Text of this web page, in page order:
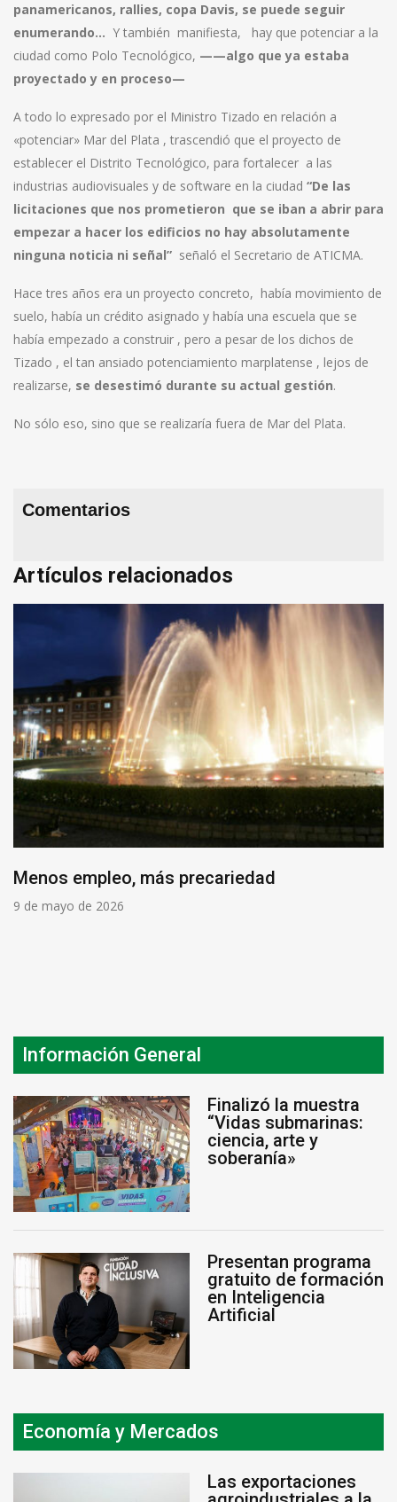
panamericanos, rallies, copa Davis, se puede seguir
enumerando… Y también manifiesta, hay que potenciar a la
ciudad como Polo Tecnológico, ——algo que ya estaba
proyectado y en proceso—
A todo lo expresado por el Ministro Tizado en relación a
«potenciar» Mar del Plata , trascendió que el proyecto de
establecer el Distrito Tecnológico, para fortalecer a las
industrias audiovisuales y de software en la ciudad “De las
licitaciones que nos prometieron que se iban a abrir para
empezar a hacer los edificios no hay absolutamente
ninguna noticia ni señal” señaló el Secretario de ATICMA.
Hace tres años era un proyecto concreto, había movimiento de
suelo, había un crédito asignado y había una escuela que se
había empezado a construir , pero a pesar de los dichos de
Tizado , el tan ansiado potenciamiento marplatense , lejos de
realizarse, se desestimó durante su actual gestión.
No sólo eso, sino que se realizaría fuera de Mar del Plata.
Comentarios
Artículos relacionados
Menos empleo, más precariedad
9 de mayo de 2026
Información General
Finalizó la muestra
“Vidas submarinas:
ciencia, arte y
soberanía»
Presentan programa
gratuito de formación
en Inteligencia
Artificial
Economía y Mercados
Las exportaciones